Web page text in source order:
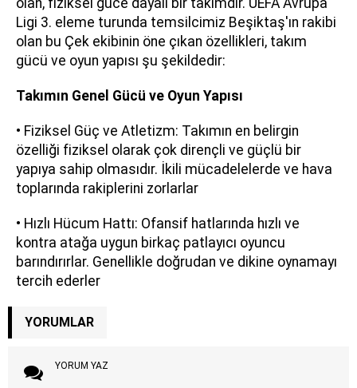
olan, fiziksel güce dayalı bir takımdır. UEFA Avrupa
Ligi 3. eleme turunda temsilcimiz Beşiktaş'ın rakibi
olan bu Çek ekibinin öne çıkan özellikleri, takım
gücü ve oyun yapısı şu şekildedir:
Takımın Genel Gücü ve Oyun Yapısı
• Fiziksel Güç ve Atletizm: Takımın en belirgin
özelliği fiziksel olarak çok dirençli ve güçlü bir
yapıya sahip olmasıdır. İkili mücadelelerde ve hava
toplarında rakiplerini zorlarlar
• Hızlı Hücum Hattı: Ofansif hatlarında hızlı ve
kontra atağa uygun birkaç patlayıcı oyuncu
barındırırlar. Genellikle doğrudan ve dikine oynamayı
tercih ederler
YORUMLAR
YORUM YAZ